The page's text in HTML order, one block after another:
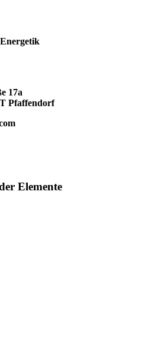
17a
Pfaffendorf
Elemente